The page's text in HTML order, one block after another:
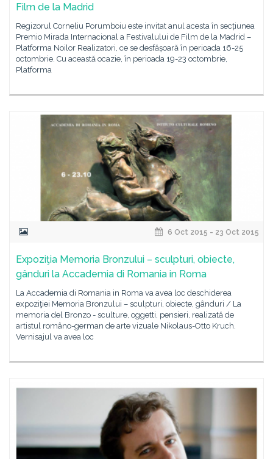
Film de la Madrid
Regizorul Corneliu Porumboiu este invitat anul acesta în secțiunea
Premio Mirada Internacional a Festivalului de Film de la Madrid –
Platforma Noilor Realizatori, ce se desfășoară în perioada 16-25
octombrie. Cu această ocazie, în perioada 19-23 octombrie,
Platforma
6 Oct 2015 - 23 Oct 2015
Expoziţia Memoria Bronzului – sculpturi, obiecte,
gânduri la Accademia di Romania in Roma
La Accademia di Romania in Roma va avea loc deschiderea
expoziţiei Memoria Bronzului – sculpturi, obiecte, gânduri / La
memoria del Bronzo - sculture, oggetti, pensieri, realizată de
artistul româno-german de arte vizuale Nikolaus-Otto Kruch.
Vernisajul va avea loc